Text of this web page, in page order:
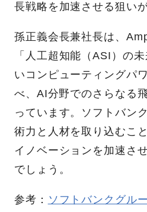
長戦略を加速させる狙い
孫正義会長兼社長は、
「人工超知能（ASI）の
いコンピューティングパ
べ、AI分野でのさらなる
っています。ソフトバン
術力と人材を取り込むこ
イノベーションを加速さ
でしょう。
参考： ソフトバンクグル